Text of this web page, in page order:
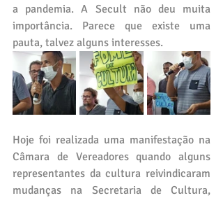
a pandemia. A Secult não deu muita
importância. Parece que existe uma
pauta, talvez alguns interesses.
Hoje foi realizada uma manifestação na
Câmara de Vereadores quando alguns
representantes da cultura reivindicaram
mudanças na Secretaria de Cultura,